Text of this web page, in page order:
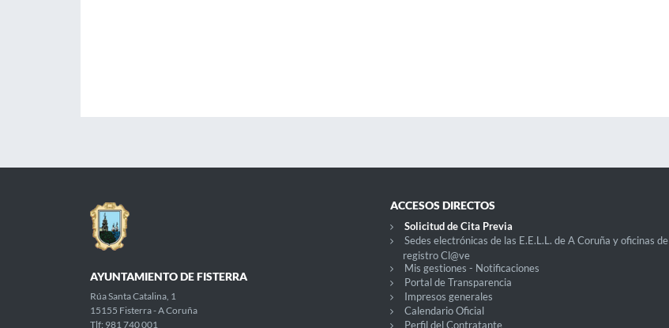
AYUNTAMIENTO DE FISTERRA
Rúa Santa Catalina, 1
15155 Fisterra - A Coruña
Tlf: 981 740 001
ACCESOS DIRECTOS
Solicitud de Cita Previa
Sedes electrónicas de las E.E.L.L. de A Coruña y oficinas de
registro Cl@ve
Mis gestiones - Notificaciones
Portal de Transparencia
Impresos generales
Calendario Oficial
Perfil del Contratante